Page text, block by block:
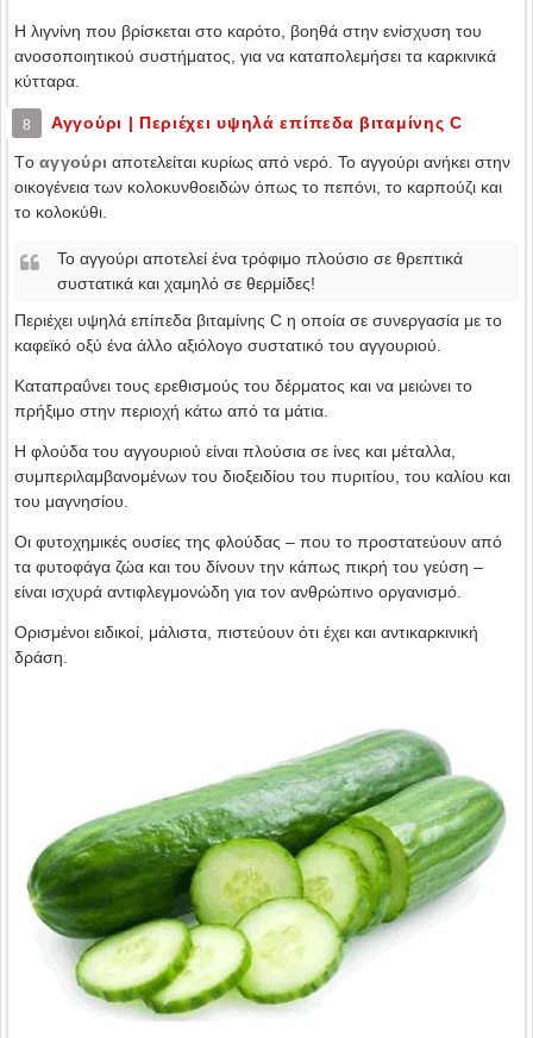
Η λιγνίνη που βρίσκεται στο καρότο, βοηθά στην ενίσχυση του
ανοσοποιητικού συστήματος, για να καταπολεμήσει τα καρκινικά
κύτταρα.
8 Αγγούρι | Περιέχει υψηλά επίπεδα βιταμίνης C
Τo αγγούρι αποτελείται κυρίως από νερό. Το αγγούρι ανήκει στην
οικογένεια των κολοκυνθοειδών όπως το πεπόνι, το καρπούζι και
το κολοκύθι.
Το αγγούρι αποτελεί ένα τρόφιμο πλούσιο σε θρεπτικά
συστατικά και χαμηλό σε θερμίδες!
Περιέχει υψηλά επίπεδα βιταμίνης C η οποία σε συνεργασία με το
καφεϊκό οξύ ένα άλλο αξιόλογο συστατικό του αγγουριού.
Καταπραΰνει τους ερεθισμούς του δέρματος και να μειώνει το
πρήξιμο στην περιοχή κάτω από τα μάτια.
Η φλούδα του αγγουριού είναι πλούσια σε ίνες και μέταλλα,
συμπεριλαμβανομένων του διοξειδίου του πυριτίου, του καλίου και
του μαγνησίου.
Οι φυτοχημικές ουσίες της φλούδας – που το προστατεύουν από
τα φυτοφάγα ζώα και του δίνουν την κάπως πικρή του γεύση –
είναι ισχυρά αντιφλεγμονώδη για τον ανθρώπινο οργανισμό.
Ορισμένοι ειδικοί, μάλιστα, πιστεύουν ότι έχει και αντικαρκινική
δράση.